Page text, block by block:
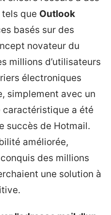
que Outlook
basés sur des
novateur du
millions d’utilisateurs
électroniques
simplement avec un
a été
succès de Hotmail.
améliorée,
des millions
une solution à